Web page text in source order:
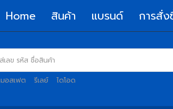
Home สินค้า แบรนด์ การสั่ง
มอสเฟต รีเลย์ ไดโอด